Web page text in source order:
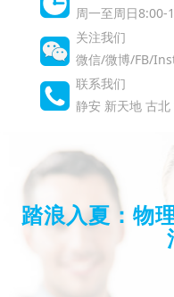
周一至周日8:00-
关注我们
微信/微博/FB/
联系我们
静安 新天地 古北
踏浪入夏：物